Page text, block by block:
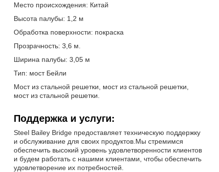
Место происхождения: Китай
Высота палубы: 1,2 м
Обработка поверхности: покраска
Прозрачность: 3,6 м.
Ширина палубы: 3,05 м
Тип: мост Бейли
Мост из стальной решетки, мост из стальной решетки,
мост из стальной решетки.
Поддержка и услуги:
Steel Bailey Bridge предоставляет техническую поддержку
и обслуживание для своих продуктов.Мы стремимся
обеспечить высокий уровень удовлетворенности клиентов
и будем работать с нашими клиентами, чтобы обеспечить
удовлетворение их потребностей.